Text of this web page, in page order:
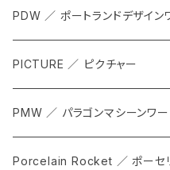
APPAREL
ACCESSORIES
PDW ／ ポートランドデザイン
ALL
CARRIER & RACKS
COCKPIT
PICTURE ／ ピクチャー
PMW ／ パラゴンマシーンワー
Porcelain Rocket ／ ポーセ